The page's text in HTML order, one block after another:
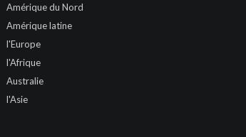
Amérique du Nord
Amérique latine
l'Europe
l'Afrique
Australie
l'Asie